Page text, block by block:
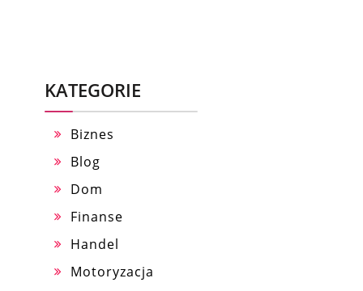
KATEGORIE
Biznes
Blog
Dom
Finanse
Handel
Motoryzacja